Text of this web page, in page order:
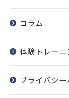
コラム
体験トレー
プライバシー